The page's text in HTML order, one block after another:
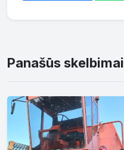
Panašūs skelbimai